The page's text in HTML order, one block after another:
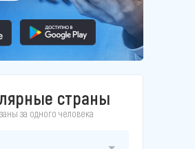
страны
за одного человека